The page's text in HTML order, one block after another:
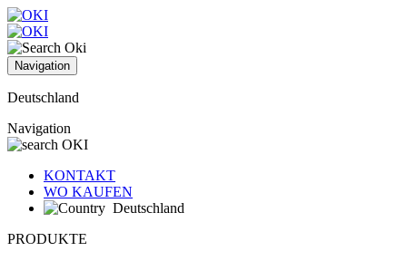
Navigation
Deutschland
Navigation
KONTAKT
WO KAUFEN
Deutschland
PRODUKTE